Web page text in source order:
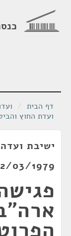
דף הבית /
ועדת החוץ
03/1979